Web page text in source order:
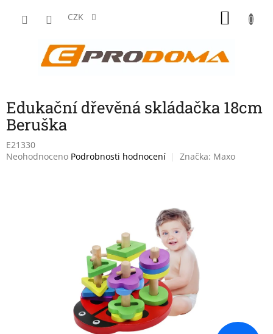
CZK
Edukační dřevěná skládačka 18cm
Beruška
E21330
Průměrné
Neohodnoceno Podrobnosti hodnocení Značka: Maxo